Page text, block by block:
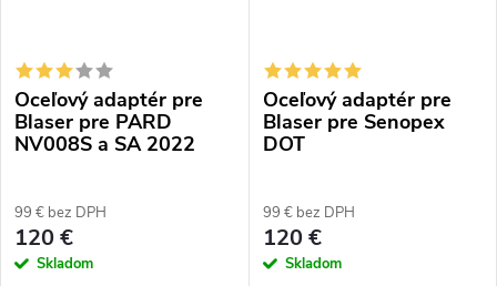
Oceľový adaptér pre
Blaser pre PARD
NV008S a SA 2022
99 € bez DPH
120 €
Skladom
Oceľový adaptér pre
Blaser pre Senopex
DOT
99 € bez DPH
120 €
Skladom